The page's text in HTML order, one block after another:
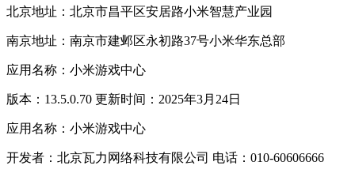
北京地址：北京市昌平区安居路小米智慧产业园
南京地址：南京市建邺区永初路37号小米华东总部
应用名称：小米游戏中心
版本：13.5.0.70 更新时间：2025年3月24日
应用名称：小米游戏中心
开发者：北京瓦力网络科技有限公司 电话：010-60606666